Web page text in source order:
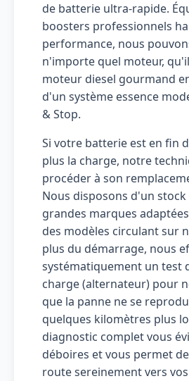
de batterie ultra-rapide.
boosters professionnels
performance, nous
n'importe quel moteur,
moteur diesel gourmand
d'un système essence
& Stop.
Si votre batterie est en fin
plus la charge, notre
procéder à son
Nous disposons d'un
grandes marques
des modèles circulant sur
plus du démarrage, nous
systématiquement un test
charge (alternateur) pour
que la panne ne se
quelques kilomètres plus
diagnostic complet vous
déboires et vous permet
route sereinement vers